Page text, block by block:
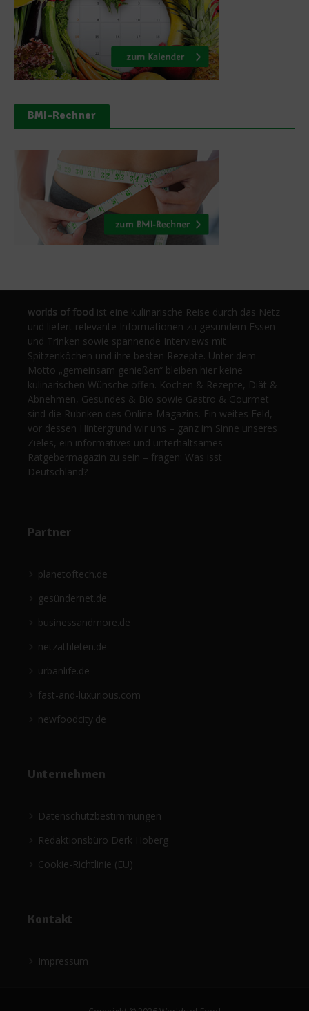
BMI-Rechner
worlds of food ist eine kulinarische Reise durch das Netz
und liefert relevante Informationen zu gesundem Essen
und Trinken sowie spannende Interviews mit
Spitzenköchen und ihre besten Rezepte. Unter dem
Motto „gemeinsam genießen“ bleiben hier keine
kulinarischen Wünsche offen. Kochen & Rezepte, Diät &
Abnehmen, Gesundes & Bio sowie Gastro & Gourmet
sind die Rubriken des Online-Magazins. Ein weites Feld,
vor dessen Hintergrund wir uns – ganz im Sinne unseres
Zieles, ein informatives und unterhaltsames
Ratgebermagazin zu sein – fragen: Was isst
Deutschland?
Partner
planetoftech.de
gesündernet.de
businessandmore.de
netzathleten.de
urbanlife.de
fast-and-luxurious.com
newfoodcity.de
Unternehmen
Datenschutzbestimmungen
Redaktionsbüro Derk Hoberg
Cookie-Richtlinie (EU)
Kontakt
Impressum